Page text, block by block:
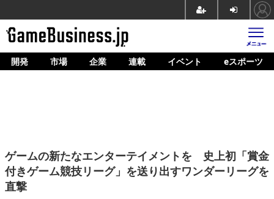
ホーム
企業動向
人材育成
開発 市場 企業 連載 イベント eスポーツ
ゲームの新たなエンターテイメントを 史上初「賞金
付きゲーム競技リーグ」を送り出すワンダーリーグを
直撃